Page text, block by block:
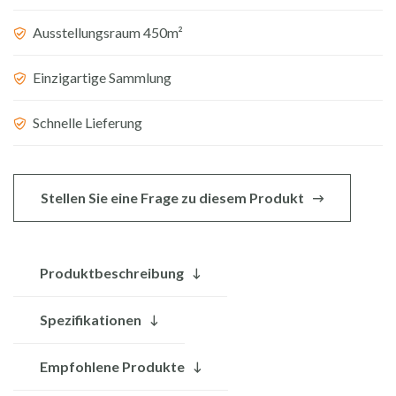
Waschbecken
Terrazzo
Ausstellungsraum 450m²
Einzigartige Sammlung
Schnelle Lieferung
Stellen Sie eine Frage zu diesem Produkt
Produktbeschreibung
Spezifikationen
Empfohlene Produkte